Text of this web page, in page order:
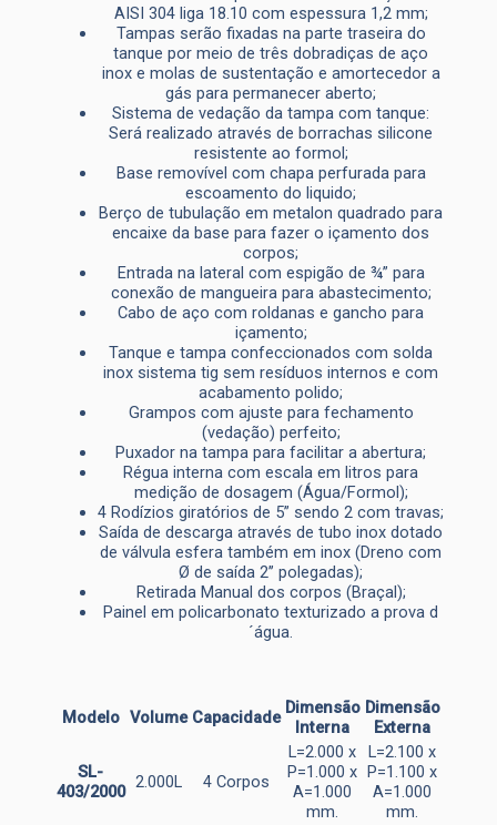
AISI 304 liga 18.10 com espessura 1,2 mm;
Tampas serão fixadas na parte traseira do
tanque por meio de três dobradiças de aço
inox e molas de sustentação e amortecedor a
gás para permanecer aberto;
Sistema de vedação da tampa com tanque:
Será realizado através de borrachas silicone
resistente ao formol;
Base removível com chapa perfurada para
escoamento do liquido;
Berço de tubulação em metalon quadrado para
encaixe da base para fazer o içamento dos
corpos;
Entrada na lateral com espigão de ¾” para
conexão de mangueira para abastecimento;
Cabo de aço com roldanas e gancho para
içamento;
Tanque e tampa confeccionados com solda
inox sistema tig sem resíduos internos e com
acabamento polido;
Grampos com ajuste para fechamento
(vedação) perfeito;
Puxador na tampa para facilitar a abertura;
Régua interna com escala em litros para
medição de dosagem (Água/Formol);
4 Rodízios giratórios de 5” sendo 2 com travas;
Saída de descarga através de tubo inox dotado
de válvula esfera também em inox (Dreno com
Ø de saída 2’’ polegadas);
Retirada Manual dos corpos (Braçal);
Painel em policarbonato texturizado a prova d
´água.
Modelo Volume Capacidade Dimensão
Interna
Dimensão
Externa
SL-
403/2000 2.000L 4 Corpos
L=2.000 x
P=1.000 x
A=1.000
mm.
L=2.100 x
P=1.100 x
A=1.000
mm.